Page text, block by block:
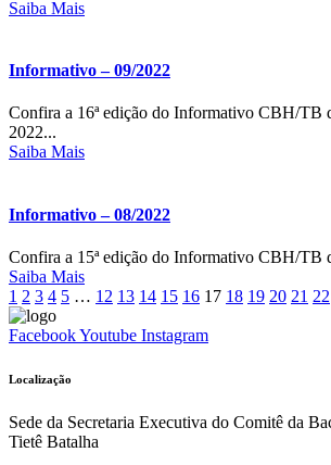
Saiba Mais
Informativo – 09/2022
Confira a 16ª edição do Informativo CBH/TB
2022...
Saiba Mais
Informativo – 08/2022
Confira a 15ª edição do Informativo CBH/TB
Saiba Mais
1 2 3 4 5 … 12 13 14 15 16 17 18 19 20 21 22
FacebookYoutube Instagram
Localização
Sede da Secretaria Executiva do Comitê da
Tietê Batalha